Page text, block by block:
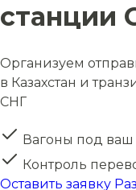
станции
Организуем
в Казахстан и
СНГ
Вагоны под ваш
Контроль
Оставить заявку